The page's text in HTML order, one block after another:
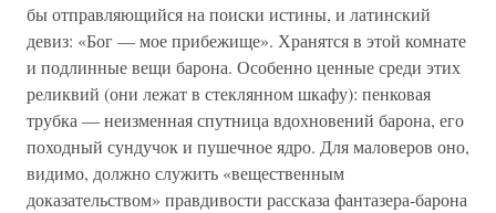
бы отправляющийся на поиски истины, и латинский
девиз: «Бог — мое прибежище». Хранятся в этой комнате
и подлинные вещи барона. Особенно ценные среди этих
реликвий (они лежат в стеклянном шкафу): пенковая
трубка — неизменная спутница вдохновений барона, его
походный сундучок и пушечное ядро. Для маловеров оно,
видимо, должно служить «вещественным
доказательством» правдивости рассказа фантазера-барона